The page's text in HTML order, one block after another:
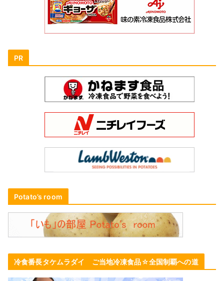
PR
Potato’s room
冷食番長タケムラダイ ご当地冷凍食品☆全国制覇への道